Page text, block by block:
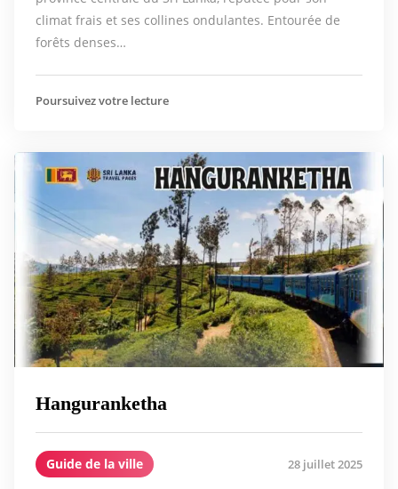
climat frais et ses collines ondulantes. Entourée de
forêts denses…
Poursuivez votre lecture
Hanguranketha
Guide de la ville 28 juillet 2025